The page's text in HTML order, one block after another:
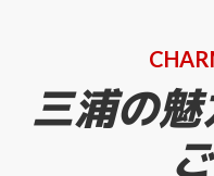
三浦の